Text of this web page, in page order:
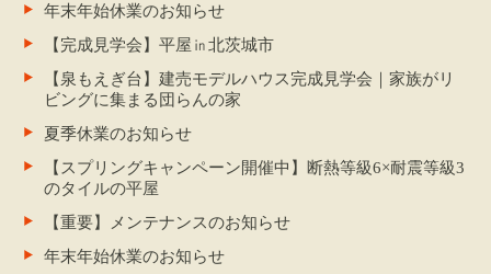
年末年始休業のお知らせ
【完成見学会】平屋㏌北茨城市
【泉もえぎ台】建売モデルハウス完成見学会｜家族がリ
ビングに集まる団らんの家
夏季休業のお知らせ
【スプリングキャンペーン開催中】断熱等級6×耐震等級3
のタイルの平屋
【重要】メンテナンスのお知らせ
年末年始休業のお知らせ